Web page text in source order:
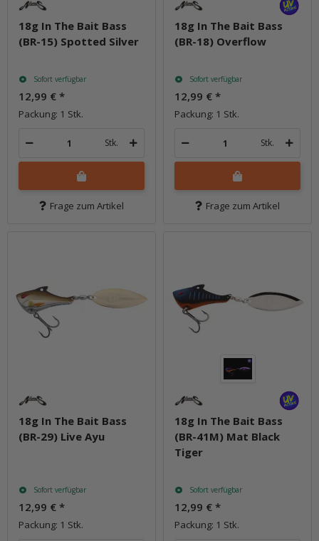
18g In The Bait Bass
(BR-15) Spotted Silver
Sofort verfügbar
12,99 € *
Packung: 1 Stk.
Stk.
Frage zum Artikel
18g In The Bait Bass
(BR-18) Overflow
Sofort verfügbar
12,99 € *
Packung: 1 Stk.
Stk.
Frage zum Artikel
18g In The Bait Bass
(BR-29) Live Ayu
Sofort verfügbar
12,99 € *
Packung: 1 Stk.
18g In The Bait Bass
(BR-41M) Mat Black
Tiger
Sofort verfügbar
12,99 € *
Packung: 1 Stk.